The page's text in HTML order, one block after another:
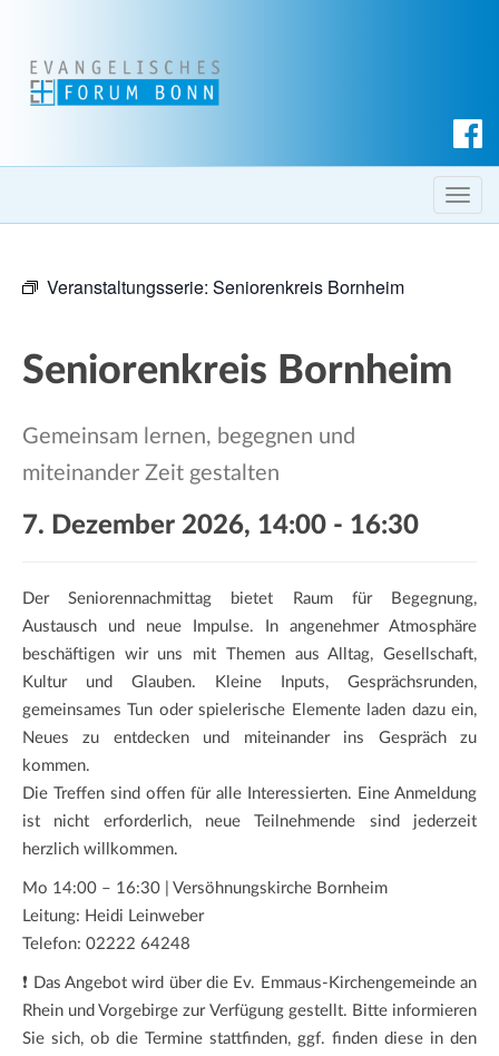
c
h T
o
n
Veranstaltungsserie: Seniorenkreis Bornheim
Seniorenkreis Bornheim
Gemeinsam lernen, begegnen und
miteinander Zeit gestalten
7. Dezember 2026, 14:00 - 16:30
Der Seniorennachmittag bietet Raum für Begegnung,
Austausch und neue Impulse. In angenehmer Atmosphäre
beschäftigen wir uns mit Themen aus Alltag, Gesellschaft,
Kultur und Glauben. Kleine Inputs, Gesprächsrunden,
gemeinsames Tun oder spielerische Elemente laden dazu ein,
Neues zu entdecken und miteinander ins Gespräch zu
kommen.
Die Treffen sind offen für alle Interessierten. Eine Anmeldung
ist nicht erforderlich, neue Teilnehmende sind jederzeit
herzlich willkommen.
Mo 14:00 – 16:30 | Versöhnungskirche Bornheim
Leitung: Heidi Leinweber
Telefon: 02222 64248
❗ Das Angebot wird über die Ev. Emmaus-Kirchengemeinde an
Rhein und Vorgebirge zur Verfügung gestellt. Bitte informieren
Sie sich, ob die Termine stattfinden, ggf. finden diese in den